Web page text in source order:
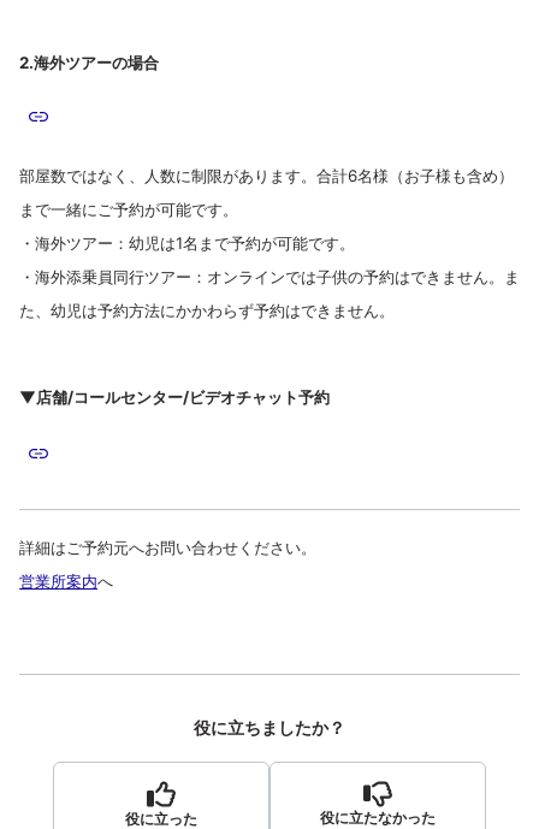
2.海外ツアーの場合
部屋数ではなく、人数に制限があります。合計6名様（お子様も含め）
まで一緒にご予約が可能です。
・海外ツアー：幼児は1名まで予約が可能です。
・海外添乗員同行ツアー：オンラインでは子供の予約はできません。ま
た、幼児は予約方法にかかわらず予約はできません。
▼店舗/コールセンター/ビデオチャット予約
詳細はご予約元へお問い合わせください。
営業所案内へ
役に立ちましたか？
役に立った 役に立たなかった